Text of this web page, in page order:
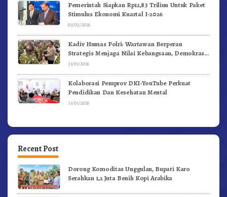
Pemerintah Siapkan Rp12,83 Triliun Untuk Paket
Stimulus Ekonomi Kuartal I-2026
03/02/2026
Kadiv Humas Polri: Wartawan Berperan
Strategis Menjaga Nilai Kebangsaan, Demokrasi,
dan NKRI
31/01/2026
Kolaborasi Pemprov DKI-YouTube Perkuat
Pendidikan Dan Kesehatan Mental
31/01/2026
Recent Post
Dorong Komoditas Unggulan, Bupati Karo
Serahkan 1,2 Juta Benih Kopi Arabika